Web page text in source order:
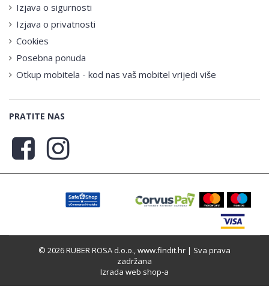
Izjava o sigurnosti
Izjava o privatnosti
Cookies
Posebna ponuda
Otkup mobitela - kod nas vaš mobitel vrijedi više
PRATITE NAS
© 2026 RUBER ROSA d.o.o., www.findit.hr | Sva prava
zadržana
Izrada web shop-a